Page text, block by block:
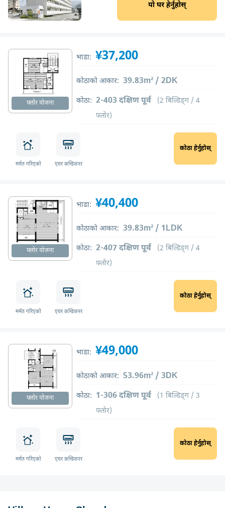
यो घर हेर्नुहोस्
फ्लोर योजना
भाडा: ¥37,200
कोठाको आकार: 39.83m² / 2DK
कोठा: 2-403 दक्षिण पूर्व
(2 बिल्डिङ्ग / 4
फ्लोर)
मर्मत गरिएको एयर कन्डिशनर
कोठा हेर्नुहोस्
फ्लोर योजना
भाडा: ¥40,400
कोठाको आकार: 39.83m² / 1LDK
कोठा: 2-407 दक्षिण पूर्व
(2 बिल्डिङ्ग / 4
फ्लोर)
मर्मत गरिएको एयर कन्डिशनर
कोठा हेर्नुहोस्
फ्लोर योजना
भाडा: ¥49,000
कोठाको आकार: 53.96m² / 3DK
कोठा: 1-306 दक्षिण पूर्व
(1 बिल्डिङ्ग / 3
फ्लोर)
मर्मत गरिएको एयर कन्डिशनर
कोठा हेर्नुहोस्